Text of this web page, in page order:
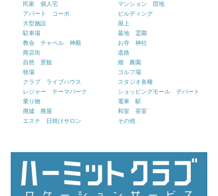
民家 個人宅
マンション 団地
アパート コーポ
ビルディング
大型施設
屋上
駐車場
墓地 霊園
教会 チャペル 神殿
お寺 神社
商店街
道路
自然 景観
畑 農園
牧場
ゴルフ場
クラブ ライブハウス
スタジオ各種
レジャー テーマパーク
ショッピングモール デパート
乗り物
電車 駅
廃墟 廃屋
和室 茶室
エステ 日焼けサロン
その他